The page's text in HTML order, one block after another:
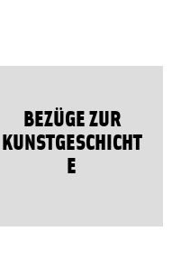
BEZÜGE ZUR
KUNSTGESCHICHT
E